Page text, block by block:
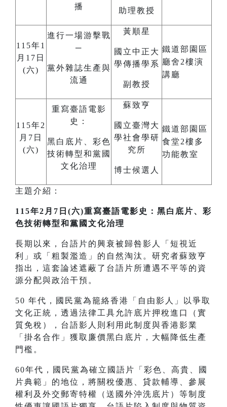
播
助理教授
115年1
月17日
(六)
進行一場游擊戰
─
黨外雜誌生產與
流通
黃順星
國立中正大
學傳播學系
副教授
鐵道部園區
廳舍2樓演
講廳
115年2
月7日
(六)
重寫臺語電影
史：
黑白底片、彩色
技術轉型和黨國
文化治理
蘇致亨
國立臺灣大
學社會學研
究所
博士候選人
鐵道部園區
食堂2樓多
功能教室
主題介紹：
115年2月7日(六)重寫臺語電影史：黑白底片、彩
色技術轉型和黨國文化治理
長期以來，台語片的興衰被歸咎影人「短視近
利」或「粗製濫造」的自然淘汰。研究者蘇致亨
指出，這套論述遮蔽了台語片所遭遇不平等的資
源分配與政治干預。
50 年代，國民黨為籠絡香港「自由影人」以爭取
文化正統，透過法律工具允許底片押稅進口（實
質免稅），台語影人則利用此制度與香港影業
「掛名合作」獲取廉價黑白底片，大幅降低生產
門檻。
60年代，國民黨為確立國語片「彩色、高貴、國
片典範」的地位，將關稅優惠、貸款輔導、參展
權利及外交郵寄特權（送國外沖洗底片）等制度